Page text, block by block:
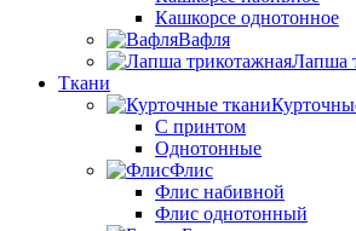
Кашкорсе однотонное
Вафля
Лапша
Ткани
С принтом
Однотонные
Флис
Флис набивной
Флис однотонный